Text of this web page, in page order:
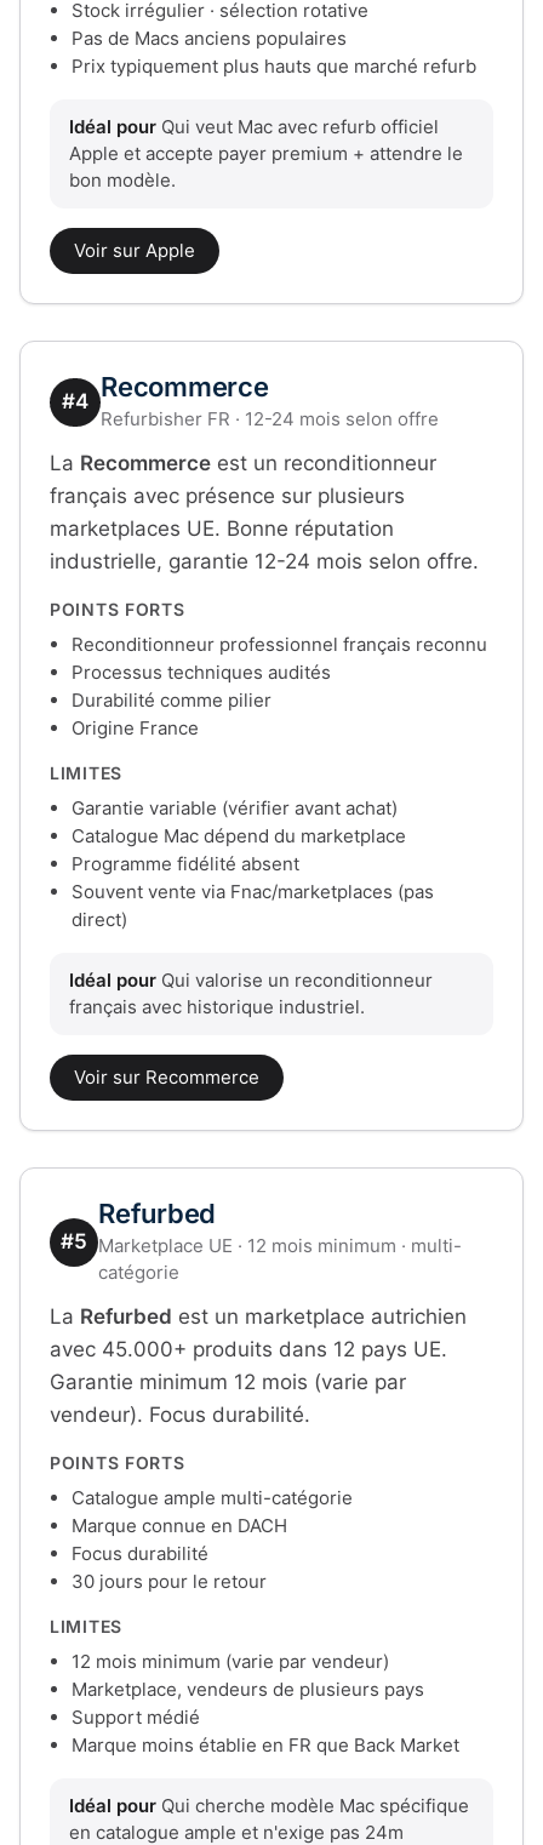
Stock irrégulier · sélection rotative
Pas de Macs anciens populaires
Prix typiquement plus hauts que marché refurb
Idéal pour Qui veut Mac avec refurb officiel
Apple et accepte payer premium + attendre le
bon modèle.
Voir sur Apple
#4 Recommerce
Refurbisher FR · 12-24 mois selon offre
La Recommerce est un reconditionneur
français avec présence sur plusieurs
marketplaces UE. Bonne réputation
industrielle, garantie 12-24 mois selon offre.
POINTS FORTS
Reconditionneur professionnel français reconnu
Processus techniques audités
Durabilité comme pilier
Origine France
LIMITES
Garantie variable (vérifier avant achat)
Catalogue Mac dépend du marketplace
Programme fidélité absent
Souvent vente via Fnac/marketplaces (pas
direct)
Idéal pour Qui valorise un reconditionneur
français avec historique industriel.
Voir sur Recommerce
#5
Refurbed
Marketplace UE · 12 mois minimum · multi-
catégorie
La Refurbed est un marketplace autrichien
avec 45.000+ produits dans 12 pays UE.
Garantie minimum 12 mois (varie par
vendeur). Focus durabilité.
POINTS FORTS
Catalogue ample multi-catégorie
Marque connue en DACH
Focus durabilité
30 jours pour le retour
LIMITES
12 mois minimum (varie par vendeur)
Marketplace, vendeurs de plusieurs pays
Support médié
Marque moins établie en FR que Back Market
Idéal pour Qui cherche modèle Mac spécifique
en catalogue ample et n'exige pas 24m